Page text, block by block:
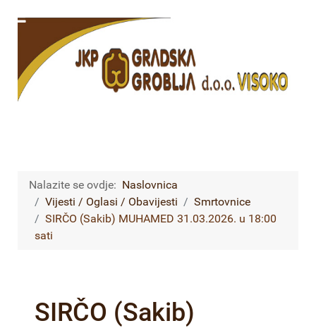
Nalazite se ovdje: Naslovnica
Vijesti / Oglasi / Obavijesti
Smrtovnice
SIRČO (Sakib) MUHAMED 31.03.2026. u 18:00
sati
SIRČO (Sakib)